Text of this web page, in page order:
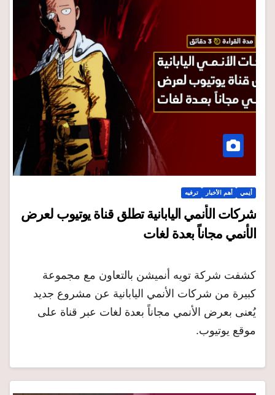
أنِمي أهم الأخبار ترفيه
شركات الأنمي اليابانية تطلق قناة يوتيوب لعرض
الأنمي مجاناً بعدة لغات
كشفت شركة تويه أنميشن بالتعاون مع مجموعة
كبيرة من شركات الأنمي اليابانية عن مشروع جديد
يُعنى بعرض الأنمي مجاناً بعدة لغات عبر قناة على
موقع يوتيوب.